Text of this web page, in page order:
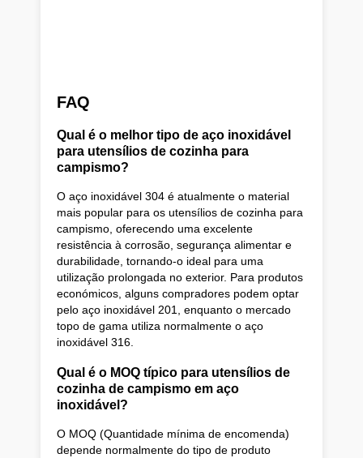
FAQ
Qual é o melhor tipo de aço inoxidável
para utensílios de cozinha para
campismo?
O aço inoxidável 304 é atualmente o material
mais popular para os utensílios de cozinha para
campismo, oferecendo uma excelente
resistência à corrosão, segurança alimentar e
durabilidade, tornando-o ideal para uma
utilização prolongada no exterior. Para produtos
económicos, alguns compradores podem optar
pelo aço inoxidável 201, enquanto o mercado
topo de gama utiliza normalmente o aço
inoxidável 316.
Qual é o MOQ típico para utensílios de
cozinha de campismo em aço
inoxidável?
O MOQ (Quantidade mínima de encomenda)
depende normalmente do tipo de produto